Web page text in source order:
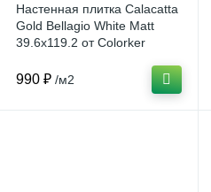
Настенная плитка Calacatta
Gold Bellagio White Matt
39.6x119.2 от Colorker
990 ₽ /м2